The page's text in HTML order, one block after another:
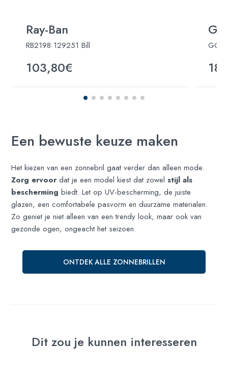
Ray-Ban
RB2198 129251 Bill
103,80€
Een bewuste keuze maken
Het kiezen van een zonnebril gaat verder dan alleen mode.
Zorg ervoor dat je een model kiest dat zowelstijl als
bescherming biedt. Let op UV-bescherming, de juiste
glazen, een comfortabele pasvorm en duurzame materialen.
Zo geniet je niet alleen van een trendy look, maar ook van
gezonde ogen, ongeacht het seizoen.
ONTDEK ALLE ZONNEBRILLEN
Dit zou je kunnen interesseren